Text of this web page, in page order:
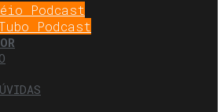
Podcast
Podcast